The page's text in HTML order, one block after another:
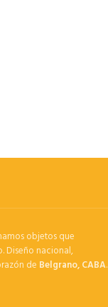
objetos que
Diseño nacional,
de Belgrano, CABA.